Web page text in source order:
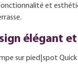
et
élégant
sur pied|spot